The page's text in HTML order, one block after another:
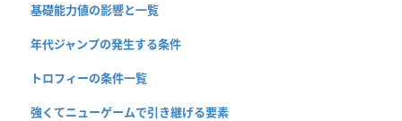
基礎能力値の影響と一覧
年代ジャンプの発生する条件
トロフィーの条件一覧
強くてニューゲームで引き継げる要素